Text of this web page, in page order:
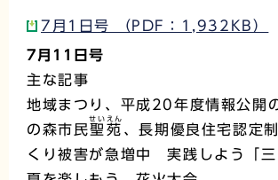
7月1日号 （PDF：1,932KB）
7月11日号
主な記事
地域まつり、平成20年度情報公開
の森市民聖苑
せいえん
、長期優良住宅認定
くり被害が急増中 実践しよう「三